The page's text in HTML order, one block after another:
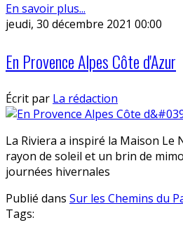
En savoir plus...
jeudi, 30 décembre 2021 00:00
En Provence Alpes Côte d'Azur
Écrit par La rédaction
La Riviera a inspiré la Maison Le
rayon de soleil et un brin de
journées hivernales
Publié dans Sur les Chemins du
Tags: